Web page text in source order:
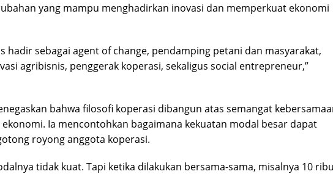
yang mampu menghadirkan inovasi dan memperkuat ekonomi
hadir sebagai agent of change, pendamping petani dan masyarakat,
agribisnis, penggerak koperasi, sekaligus social entrepreneur,”
bahwa filosofi koperasi dibangun atas semangat
Ia mencontohkan bagaimana kekuatan modal besar dapat
royong anggota koperasi.
tidak kuat. Tapi ketika dilakukan bersama-sama, misalnya 10 ribu